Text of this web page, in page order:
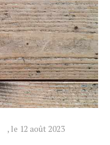
, le 12 août 2023